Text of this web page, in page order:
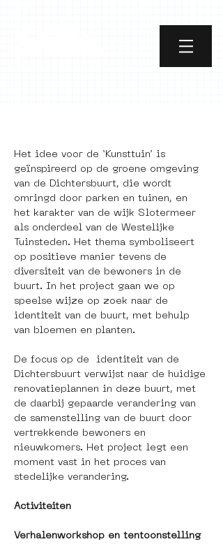
Het idee voor de ‘Kunsttuin’ is
geïnspireerd op de groene omgeving
van de Dichtersbuurt, die wordt
omringd door parken en tuinen, en
het karakter van de wijk Slotermeer
als onderdeel van de Westelijke
Tuinsteden. Het thema symboliseert
op positieve manier tevens de
diversiteit van de bewoners in de
buurt. In het project gaan we op
speelse wijze op zoek naar de
identiteit van de buurt, met behulp
van bloemen en planten.
De focus op de  identiteit van de
Dichtersbuurt verwijst naar de huidige
renovatieplannen in deze buurt, met
de daarbij gepaarde verandering van
de samenstelling van de buurt door
vertrekkende bewoners en
nieuwkomers. Het project legt een
moment vast in het proces van
stedelijke verandering.
Activiteiten
Verhalenworkshop en tentoonstelling